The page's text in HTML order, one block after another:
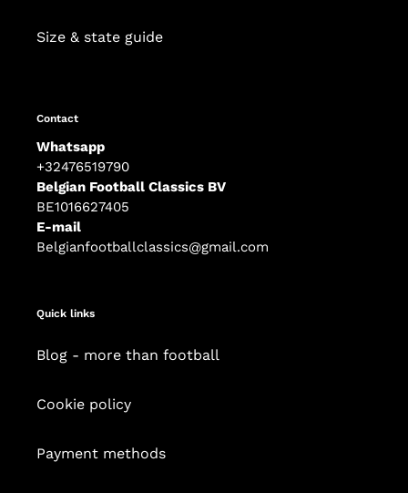
Size & state guide
Contact
Whatsapp
+32476519790
Belgian Football Classics BV
BE1016627405
E-mail
Belgianfootballclassics@gmail.com
Quick links
Blog - more than football
Cookie policy
Payment methods